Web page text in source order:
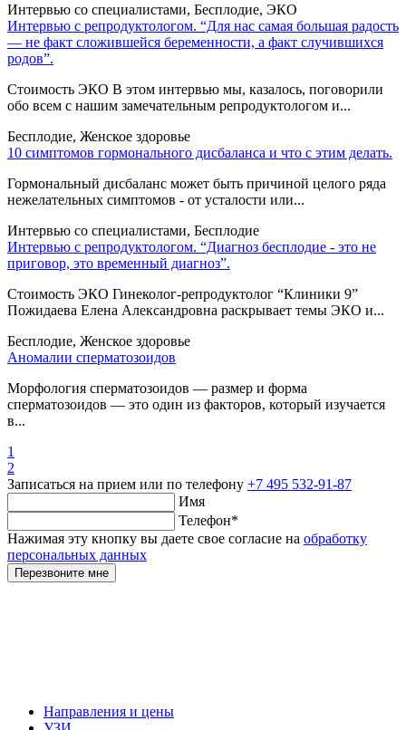
Интервью со специалистами, Бесплодие, ЭКО
Интервью с репродуктологом. “Для нас самая большая радость
— не факт сложившейся беременности, а факт случившихся
родов”.
Стоимость ЭКО В этом интервью мы, казалось, поговорили
обо всем с нашим замечательным репродуктологом и...
Бесплодие, Женское здоровье
10 симптомов гормонального дисбаланса и что с этим делать.
Гормональный дисбаланс может быть причиной целого ряда
нежелательных симптомов - от усталости или...
Интервью со специалистами, Бесплодие
Интервью с репродуктологом. “Диагноз бесплодие - это не
приговор, это временный диагноз”.
Стоимость ЭКО Гинеколог-репродуктолог “Клиники 9”
Пожидаева Елена Александровна раскрывает темы ЭКО и...
Бесплодие, Женское здоровье
Аномалии сперматозоидов
Морфология сперматозоидов — размер и форма
сперматозоидов — это один из факторов, который изучается
в...
1
2
Записаться на прием или по телефону +7 495 532-91-87
Имя
Телефон*
Нажимая эту кнопку вы даете свое согласие на обработку
персональных данных
Перезвоните мне
Направления и цены